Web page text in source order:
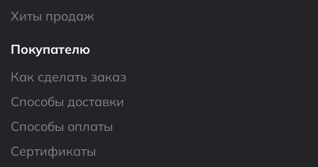
Хиты продаж
Покупателю
Как сделать заказ
Способы доставки
Способы оплаты
Сертификаты